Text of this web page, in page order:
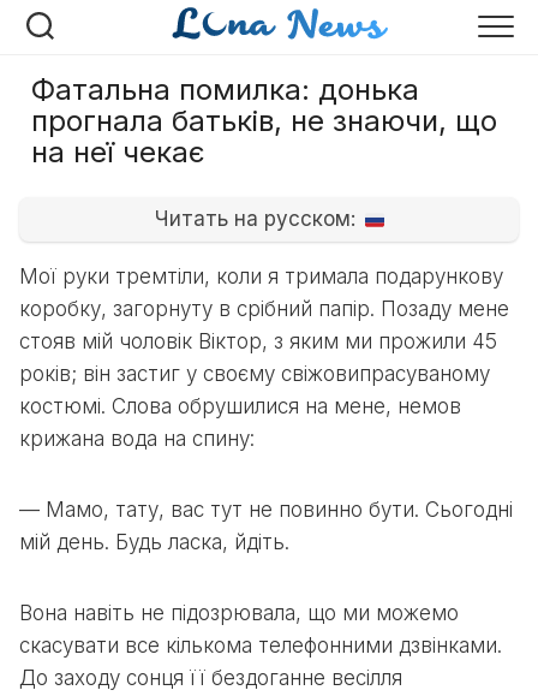
Перейти
Фатальна помилка: донька
прогнала батьків, не знаючи, що
на неї чекає
Читать на русском:
Мої руки тремтіли, коли я тримала подарункову
коробку, загорнуту в срібний папір. Позаду мене
стояв мій чоловік Віктор, з яким ми прожили 45
років; він застиг у своєму свіжовипрасуваному
костюмі. Слова обрушилися на мене, немов
крижана вода на спину:
— Мамо, тату, вас тут не повинно бути. Сьогодні
мій день. Будь ласка, йдіть.
Вона навіть не підозрювала, що ми можемо
скасувати все кількома телефонними дзвінками.
До заходу сонця її бездоганне весілля